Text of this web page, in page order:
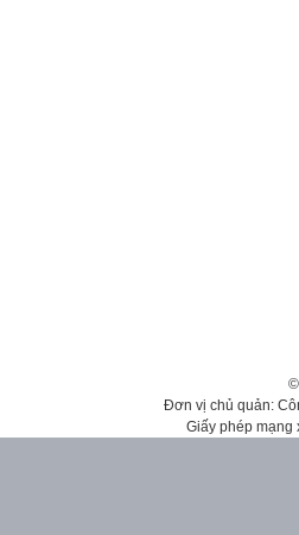
Đơn vị chủ quản:
Giấy phép mạng